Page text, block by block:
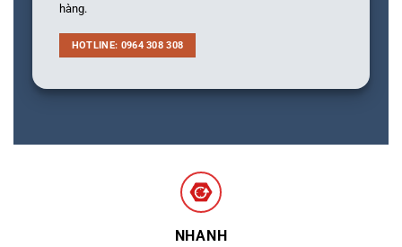
hàng.
HOTLINE: 0964 308 308
NHANH